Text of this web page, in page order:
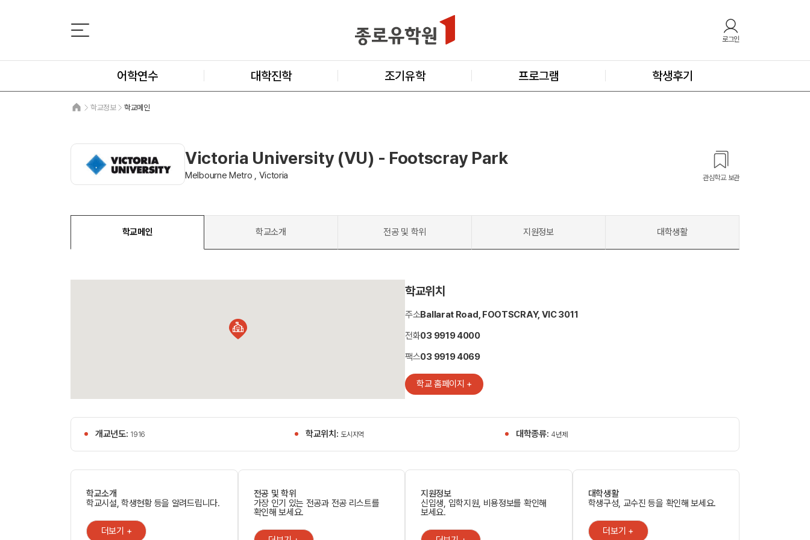
로그인
어학연수 대학진학 조기유학 프로그램 학생후기
학교정보 학교메인
Victoria University (VU) - Footscray Park
Melbourne Metro , Victoria 관심학교 보관
학교메인 학교소개 전공 및 학위 지원정보 대학생활
학교위치
주소Ballarat Road, FOOTSCRAY, VIC 3011
전화03 9919 4000
팩스03 9919 4069
학교 홈페이지 +
개교년도: 1916 학교위치:도시지역 대학종류: 4년제
학교소개
학교시설, 학생현황 등을 알려드립니다.
더보기 +
전공 및 학위
가장 인기 있는 전공과 전공 리스트를
확인해 보세요.
지원정보
신입생, 입학지원, 비용정보를 확인해
보세요.
대학생활
학생구성, 교수진 등을 확인해 보세요.
더보기 +